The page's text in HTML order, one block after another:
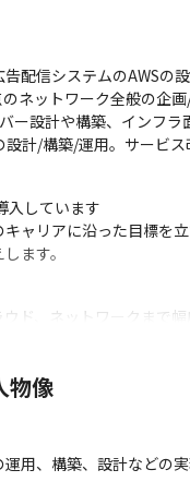
配信システムのAWSの
ネットワーク全般の企
ー設計や構築、インフ
設計/構築/運用。サービ
入しています
ャリアに沿った目標を
ます。
ウド、ネットワークまで
メントに関わる上流工
物像
用、構築、設計などの